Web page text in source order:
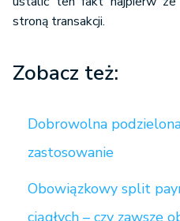
stroną transakcji.
Zobacz też:
Dobrowolna
zastosowanie
Obowiązkowy split
ciągłych – czy zawsze